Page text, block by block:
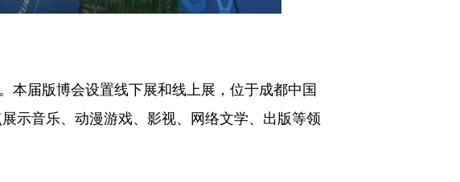
届版博会设置线下展和线上展，位于成都中国
示音乐、动漫游戏、影视、网络文学、出版等领